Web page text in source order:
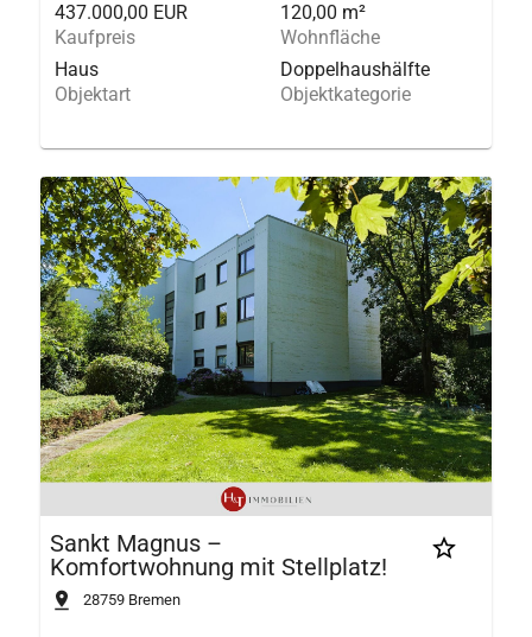
437.000,00 EUR
Kaufpreis
120,00 m²
Wohnfläche
Haus
Objektart
Doppelhaushälfte
Objektkategorie
Sankt Magnus –
Komfortwohnung mit Stellplatz!
28759 Bremen